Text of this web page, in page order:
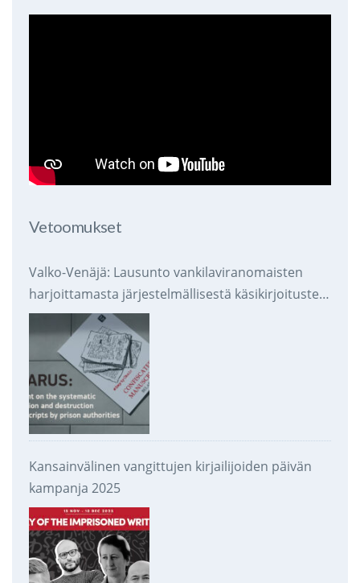
Vetoomukset
Valko-Venäjä: Lausunto vankilaviranomaisten
harjoittamasta järjestelmällisestä käsikirjoitusten
takavarikoinnista ja tuhoamisesta
Kansainvälinen vangittujen kirjailijoiden päivän
kampanja 2025